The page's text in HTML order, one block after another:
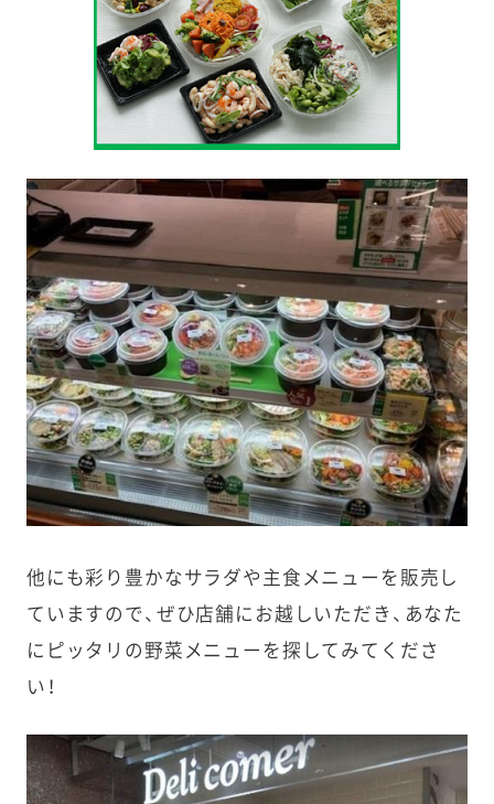
他にも彩り豊かなサラダや主食メニューを販売し
ていますので、ぜひ店舗にお越しいただき、あなた
にピッタリの野菜メニューを探してみてくださ
い！